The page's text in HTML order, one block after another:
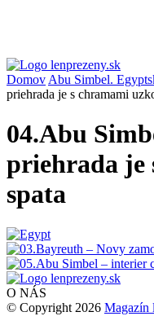
Domov Abu Simbel.
priehrada je s chramami
04.Abu
priehrada je
spata
O NÁS
© Copyright 2026 Magazín